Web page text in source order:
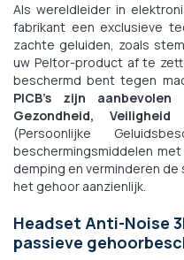
Als wereldleider in
fabrikant een exclusieve
zachte geluiden, zoals
uw Peltor-product af te
beschermd bent tegen
PICB's zijn aanbevolen
Gezondheid, Veiligheid
(Persoonlijke
beschermingsmiddelen
demping en verminderen
het gehoor aanzienlijk.
Headset Anti-Noise
passieve